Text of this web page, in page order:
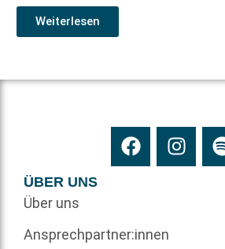
Weiterlesen
ÜBER UNS
Über uns
Ansprechpartner:innen